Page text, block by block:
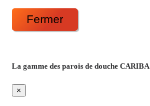
Fermer
La gamme des parois de douche CARIBA
×